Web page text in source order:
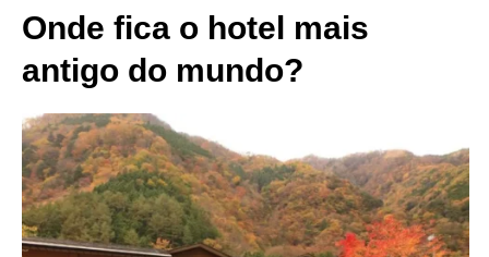
Onde fica o hotel mais
antigo do mundo?